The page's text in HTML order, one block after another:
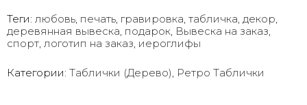
Теги: любовь, печать, гравировка, табличка, декор,
деревянная вывеска, подарок, Вывеска на заказ,
спорт, логотип на заказ, иероглифы
Категории: Таблички (Дерево), Ретро Таблички